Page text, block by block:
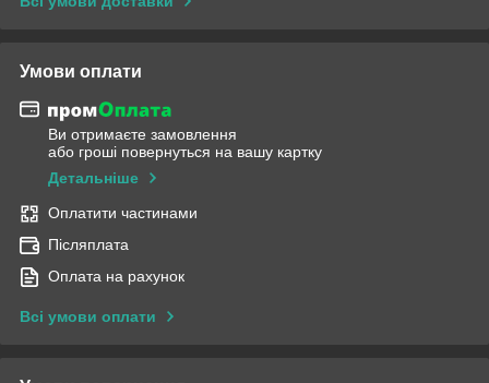
Умови оплати
Ви отримаєте замовлення
або гроші повернуться на вашу картку
Детальніше
Оплатити частинами
Післяплата
Оплата на рахунок
Всі умови оплати